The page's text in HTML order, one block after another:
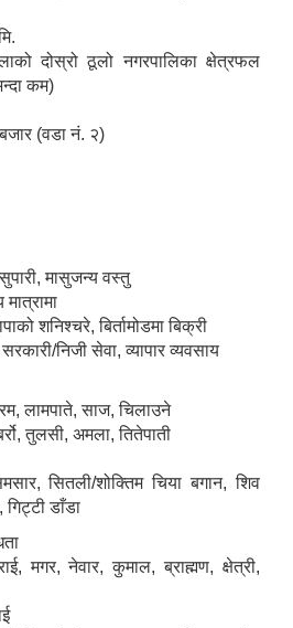
दोस्रो ठूलो नगरपालिका क्षेत्रफल
कम)
(वडा नं. २)
मासुजन्य वस्तु
शनिश्चरे, बिर्तामोडमा बिक्री
निजी सेवा, व्यापार व्यवसाय
लामपाते, साज, चिलाउने
तुलसी, अमला, तितेपाती
सितली/शोक्तिम चिया बगान, शिव
डाँडा
मगर, नेवार, कुमाल, ब्राह्मण, क्षेत्री,